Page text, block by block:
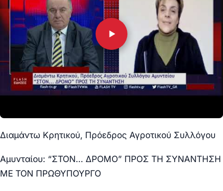
Διαμάντω Κρητικού, Πρόεδρος Αγροτικού Συλλόγου
Αμυνταίου: “ΣΤΟΝ… ΔΡΟΜΟ” ΠΡΟΣ ΤΗ ΣΥΝΑΝΤΗΣΗ
ΜΕ ΤΟΝ ΠΡΩΘΥΠΟΥΡΓΟ